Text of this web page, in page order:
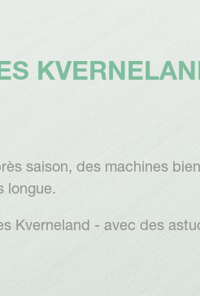
saison, des machines
longue.
Kverneland - avec des